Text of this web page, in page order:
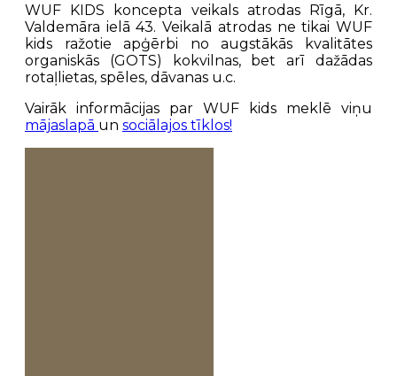
WUF KIDS koncepta veikals atrodas Rīgā, Kr.
Valdemāra ielā 43. Veikalā atrodas ne tikai WUF
kids ražotie apģērbi no augstākās kvalitātes
organiskās (GOTS) kokvilnas, bet arī dažādas
rotaļlietas, spēles, dāvanas u.c.
Vairāk informācijas par WUF kids meklē viņu
mājaslapā un sociālajos tīklos!